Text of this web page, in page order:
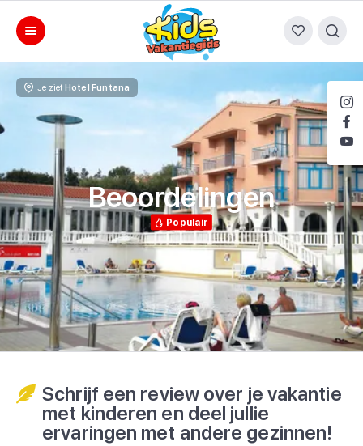
Beoordelingen
Populair
Je ziet Hotel Funtana
Schrijf een review over je vakantie
met kinderen en deel jullie
ervaringen met andere gezinnen!